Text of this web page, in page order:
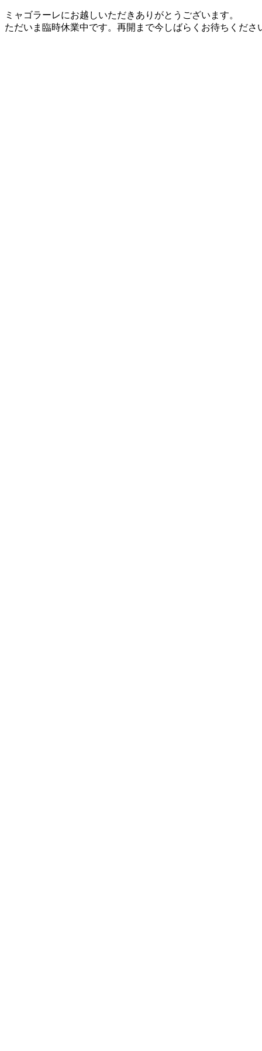
ミャゴラーレにお越しいただきありがとうございます。
ただいま臨時休業中です。再開まで今しばらくお待ちくださ